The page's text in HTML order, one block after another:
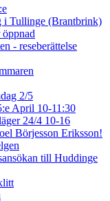
i Tullinge (Brantbrink)
öppnad
- reseberättelse
2/5
April 10-11:30
24/4 10-16
Börjesson Eriksson!
till Huddinge